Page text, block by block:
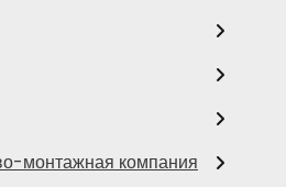
монтажная компания